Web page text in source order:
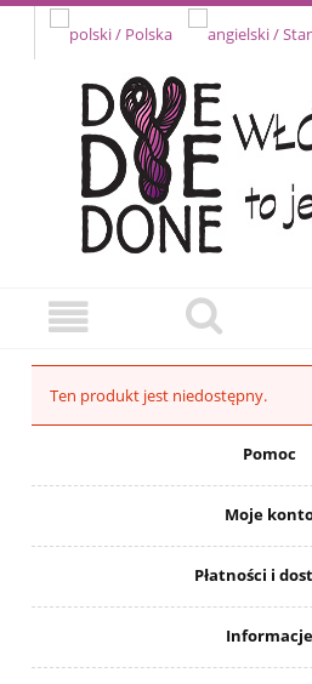
Ten produkt jest niedostępny.
Pomoc
Moje
Płatności i
Informacje